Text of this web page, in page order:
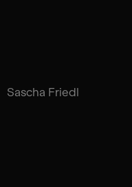
Sascha Friedl